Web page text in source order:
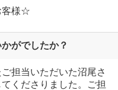
客様☆
がでしたか？
担当いただいた沼尾さ
くださりました。ご担